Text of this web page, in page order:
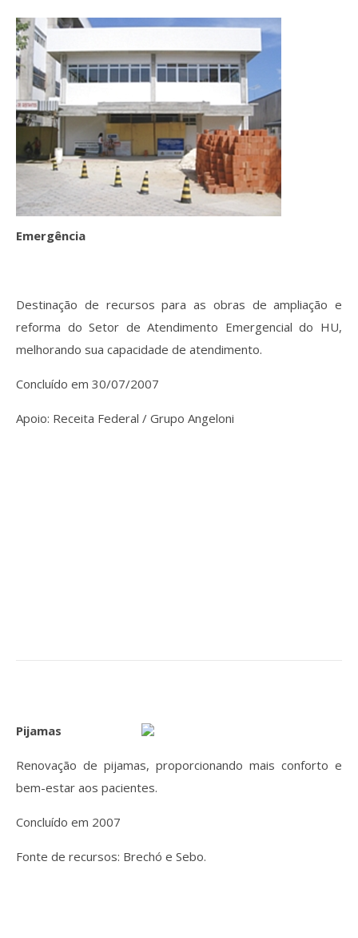
Emergência
Destinação de recursos para as obras de ampliação e
reforma do Setor de Atendimento Emergencial do HU,
melhorando sua capacidade de atendimento.
Concluído em 30/07/2007
Apoio: Receita Federal / Grupo Angeloni
Pijamas
Renovação de pijamas, proporcionando mais conforto e
bem-estar aos pacientes.
Concluído em 2007
Fonte de recursos: Brechó e Sebo.